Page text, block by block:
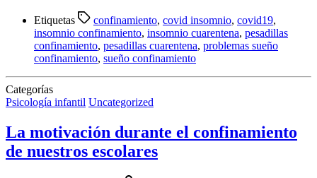
Etiquetas confinamiento, covid insomnio, covid19,
insomnio confinamiento, insomnio cuarentena, pesadillas
confinamiento, pesadillas cuarentena, problemas sueño
confinamiento, sueño confinamiento
Categorías
Psicología infantil Uncategorized
La motivación durante el confinamiento
de nuestros escolares